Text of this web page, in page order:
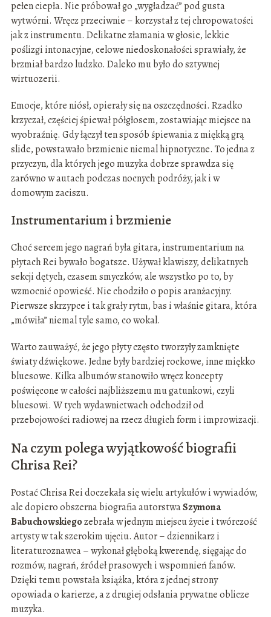
pełen ciepła. Nie próbował go „wygładzać” pod gusta
wytwórni. Wręcz przeciwnie – korzystał z tej chropowatości
jak z instrumentu. Delikatne złamania w głosie, lekkie
poślizgi intonacyjne, celowe niedoskonałości sprawiały, że
brzmiał bardzo ludzko. Daleko mu było do sztywnej
wirtuozerii.
Emocje, które niósł, opierały się na oszczędności. Rzadko
krzyczał, częściej śpiewał półgłosem, zostawiając miejsce na
wyobraźnię. Gdy łączył ten sposób śpiewania z miękką grą
slide, powstawało brzmienie niemal hipnotyczne. To jedna z
przyczyn, dla których jego muzyka dobrze sprawdza się
zarówno w autach podczas nocnych podróży, jak i w
domowym zaciszu.
Instrumentarium i brzmienie
Choć sercem jego nagrań była gitara, instrumentarium na
płytach Rei bywało bogatsze. Używał klawiszy, delikatnych
sekcji dętych, czasem smyczków, ale wszystko po to, by
wzmocnić opowieść. Nie chodziło o popis aranżacyjny.
Pierwsze skrzypce i tak grały rytm, bas i właśnie gitara, która
„mówiła” niemal tyle samo, co wokal.
Warto zauważyć, że jego płyty często tworzyły zamknięte
światy dźwiękowe. Jedne były bardziej rockowe, inne miękko
bluesowe. Kilka albumów stanowiło wręcz koncepty
poświęcone w całości najbliższemu mu gatunkowi, czyli
bluesowi. W tych wydawnictwach odchodził od
przebojowości radiowej na rzecz długich form i improwizacji.
Na czym polega wyjątkowość biografii
Chrisa Rei?
Postać Chrisa Rei doczekała się wielu artykułów i wywiadów,
ale dopiero obszerna biografia autorstwaSzymona
Babuchowskiegozebrała w jednym miejscu życie i twórczość
artysty w tak szerokim ujęciu. Autor – dziennikarz i
literaturoznawca – wykonał głęboką kwerendę, sięgając do
rozmów, nagrań, źródeł prasowych i wspomnień fanów.
Dzięki temu powstała książka, która z jednej strony
opowiada o karierze, a z drugiej odsłania prywatne oblicze
muzyka.